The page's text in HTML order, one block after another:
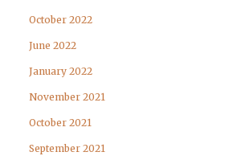
October 2022
June 2022
January 2022
November 2021
October 2021
September 2021